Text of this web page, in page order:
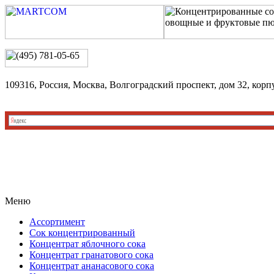
109316, Россия, Москва, Волгоградский проспект, дом 32,
Меню
Ассортимент
Сок концентрированный
Концентрат яблочного сока
Концентрат гранатового сока
Концентрат ананасового сока